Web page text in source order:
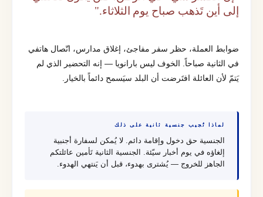
إلى أين تَذهب صباح يوم الثلاثاء."
ضوابط العملة، حظر سفر مفاجئ، إغلاق مدارس، اتّصال هاتفي
في الثانية صباحاً. الخوف ليس بارانويا — إنه التحضير الذي لم
يَتمّ لأن العائلة افتَرضت أن البلد سيَسمح دائماً بالخيار.
لماذا تُجيب جنسية ثانية على ذلك
الجنسية حق دخول وإقامة دائم. لا يُمكن لسفارة أجنبية
إلغاؤه في يوم أخبار سيّئة. الجنسية الثانية تَأمين عائلتكم
الجاهز للخروج — يُشترى بهدوء، قبل أن يَنتهي الهدوء.